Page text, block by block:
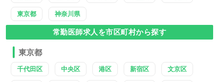
東京都 神奈川県
常勤医師求人を市区町村から探す
東京都
千代田区 中央区 港区 新宿区 文京区